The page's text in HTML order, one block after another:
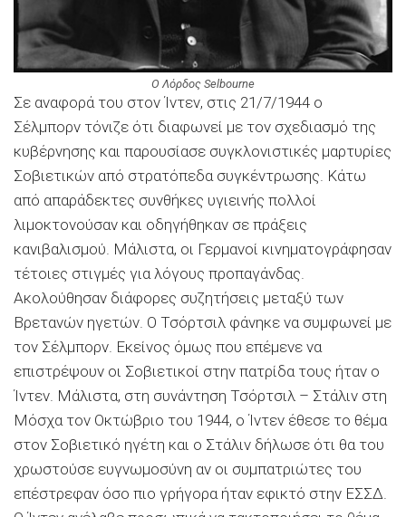
Ο Λόρδος Selbourne
Σε αναφορά του στον Ίντεν, στις 21/7/1944 ο
Σέλμπορν τόνιζε ότι διαφωνεί με τον σχεδιασμό της
κυβέρνησης και παρουσίασε συγκλονιστικές μαρτυρίες
Σοβιετικών από στρατόπεδα συγκέντρωσης. Κάτω
από απαράδεκτες συνθήκες υγιεινής πολλοί
λιμοκτονούσαν και οδηγήθηκαν σε πράξεις
κανιβαλισμού. Μάλιστα, οι Γερμανοί κινηματογράφησαν
τέτοιες στιγμές για λόγους προπαγάνδας.
Ακολούθησαν διάφορες συζητήσεις μεταξύ των
Βρετανών ηγετών. Ο Τσόρτσιλ φάνηκε να συμφωνεί με
τον Σέλμπορν. Εκείνος όμως που επέμενε να
επιστρέψουν οι Σοβιετικοί στην πατρίδα τους ήταν ο
Ίντεν. Μάλιστα, στη συνάντηση Τσόρτσιλ – Στάλιν στη
Μόσχα τον Οκτώβριο του 1944, ο Ίντεν έθεσε το θέμα
στον Σοβιετικό ηγέτη και ο Στάλιν δήλωσε ότι θα του
χρωστούσε ευγνωμοσύνη αν οι συμπατριώτες του
επέστρεφαν όσο πιο γρήγορα ήταν εφικτό στην ΕΣΣΔ.